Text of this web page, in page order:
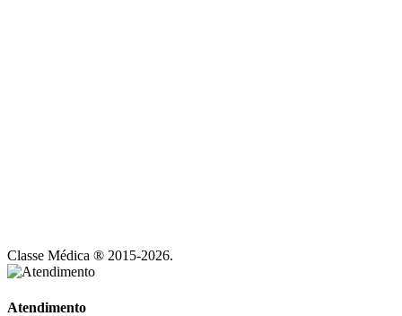
Classe Médica ® 2015-2026.
Atendimento